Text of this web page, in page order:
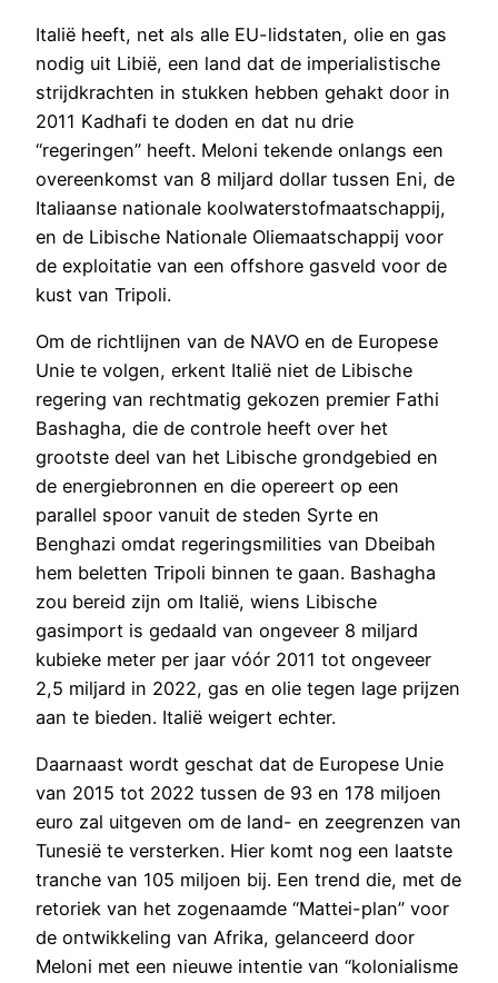
Italië heeft, net als alle EU-lidstaten, olie en gas
nodig uit Libië, een land dat de imperialistische
strijdkrachten in stukken hebben gehakt door in
2011 Kadhafi te doden en dat nu drie
“regeringen” heeft. Meloni tekende onlangs een
overeenkomst van 8 miljard dollar tussen Eni, de
Italiaanse nationale koolwaterstofmaatschappij,
en de Libische Nationale Oliemaatschappij voor
de exploitatie van een offshore gasveld voor de
kust van Tripoli.
Om de richtlijnen van de NAVO en de Europese
Unie te volgen, erkent Italië niet de Libische
regering van rechtmatig gekozen premier Fathi
Bashagha, die de controle heeft over het
grootste deel van het Libische grondgebied en
de energiebronnen en die opereert op een
parallel spoor vanuit de steden Syrte en
Benghazi omdat regeringsmilities van Dbeibah
hem beletten Tripoli binnen te gaan. Bashagha
zou bereid zijn om Italië, wiens Libische
gasimport is gedaald van ongeveer 8 miljard
kubieke meter per jaar vóór 2011 tot ongeveer
2,5 miljard in 2022, gas en olie tegen lage prijzen
aan te bieden. Italië weigert echter.
Daarnaast wordt geschat dat de Europese Unie
van 2015 tot 2022 tussen de 93 en 178 miljoen
euro zal uitgeven om de land- en zeegrenzen van
Tunesië te versterken. Hier komt nog een laatste
tranche van 105 miljoen bij. Een trend die, met de
retoriek van het zogenaamde “Mattei-plan” voor
de ontwikkeling van Afrika, gelanceerd door
Meloni met een nieuwe intentie van “kolonialisme